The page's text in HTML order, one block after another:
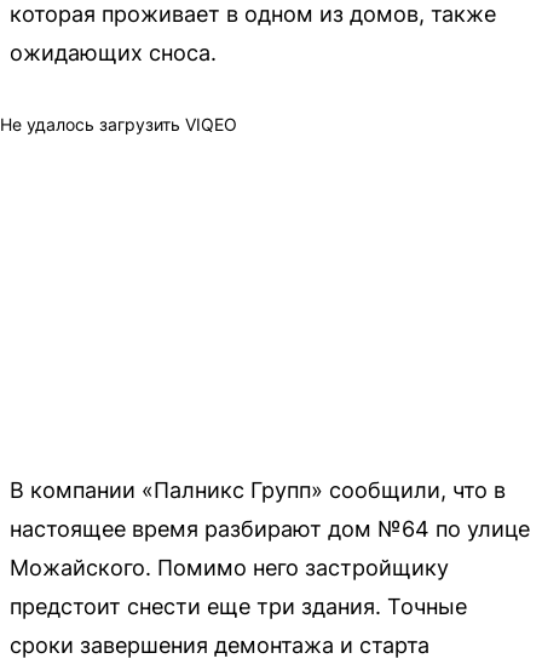
которая проживает в одном из домов, также
ожидающих сноса.
Не удалось загрузить VIQEO
В компании «Палникс Групп» сообщили, что в
настоящее время разбирают дом №64 по улице
Можайского. Помимо него застройщику
предстоит снести еще три здания. Точные
сроки завершения демонтажа и старта